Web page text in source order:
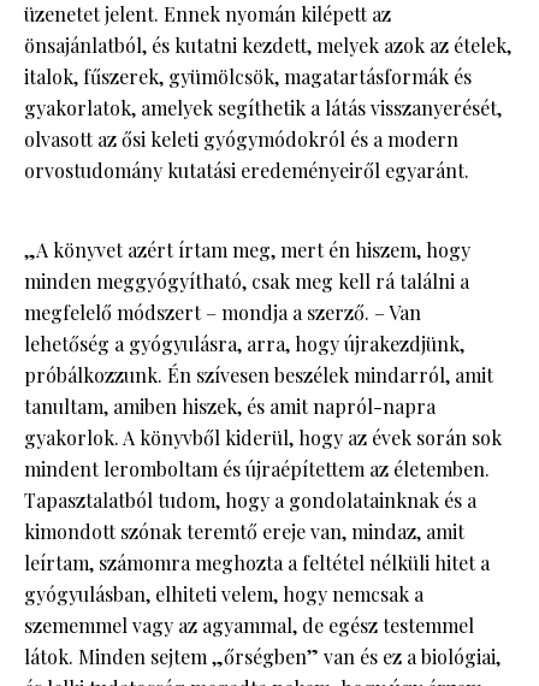
üzenetet jelent. Ennek nyomán kilépett az
önsajánlatból, és kutatni kezdett, melyek azok az ételek,
italok, fűszerek, gyümölcsök, magatartásformák és
gyakorlatok, amelyek segíthetik a látás visszanyerését,
olvasott az ősi keleti gyógymódokról és a modern
orvostudomány kutatási eredeményeiről egyaránt.
„A könyvet azért írtam meg, mert én hiszem, hogy
minden meggyógyítható, csak meg kell rá találni a
megfelelő módszert – mondja a szerző. – Van
lehetőség a gyógyulásra, arra, hogy újrakezdjünk,
próbálkozzunk. Én szívesen beszélek mindarról, amit
tanultam, amiben hiszek, és amit napról-napra
gyakorlok. A könyvből kiderül, hogy az évek során sok
mindent leromboltam és újraépítettem az életemben.
Tapasztalatból tudom, hogy a gondolatainknak és a
kimondott szónak teremtő ereje van, mindaz, amit
leírtam, számomra meghozta a feltétel nélküli hitet a
gyógyulásban, elhiteti velem, hogy nemcsak a
szememmel vagy az agyammal, de egész testemmel
látok. Minden sejtem „őrségben” van és ez a biológiai,